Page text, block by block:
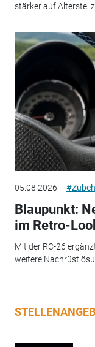
stärker auf
05.08.2026
Blaupunkt:
im Retro-
Mit der RC-26
weitere